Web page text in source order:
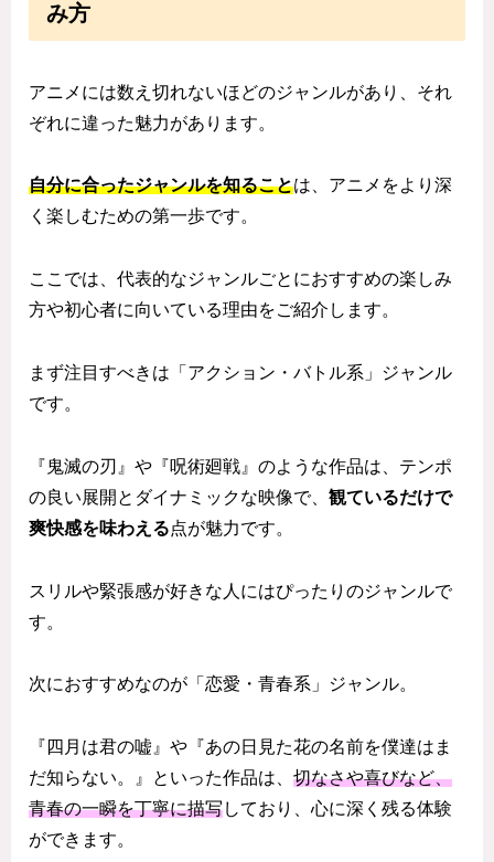
み方
アニメには数え切れないほどのジャンルがあり、それ
ぞれに違った魅力があります。
自分に合ったジャンルを知ることは、アニメをより深
く楽しむための第一歩です。
ここでは、代表的なジャンルごとにおすすめの楽しみ
方や初心者に向いている理由をご紹介します。
まず注目すべきは「アクション・バトル系」ジャンル
です。
『鬼滅の刃』や『呪術廻戦』のような作品は、テンポ
の良い展開とダイナミックな映像で、 観ているだけで
爽快感を味わえる点が魅力です。
スリルや緊張感が好きな人にはぴったりのジャンルで
す。
次におすすめなのが「恋愛・青春系」ジャンル。
『四月は君の嘘』や『あの日見た花の名前を僕達はま
だ知らない。』といった作品は、 切なさや喜びなど、
青春の一瞬を丁寧に描写しており、心に深く残る体験
ができます。